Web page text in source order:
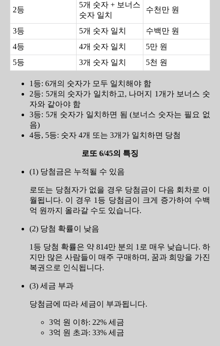
2등
5개 숫자 + 보너스
숫자 일치
수천만 원
3등 5개 숫자 일치
수백만 원
4등
4개 숫자 일치
5만 원
5등
3개 숫자 일치 5천 원
1등: 6개의 숫자가 모두 일치해야 함
2등: 5개의 숫자가 일치하고, 나머지 1개가 보너스 숫
자와 같아야 함
3등: 5개 숫자가 일치하면 됨 (보너스 숫자는 필요 없
음)
4등, 5등: 숫자 4개 또는 3개가 일치하면 당첨
로또 6/45의 특징
(1) 당첨금은 누적될 수 있음
로또는 당첨자가 없을 경우 당첨금이 다음 회차로 이
월됩니다. 이 경우 1등 당첨금이 크게 증가하여 수백
억 원까지 올라갈 수도 있습니다.
(2) 당첨 확률이 낮음
1등 당첨 확률은 약 814만 분의 1로 매우 낮습니다. 하
지만 많은 사람들이 매주 구매하며, 꿈과 희망을 가진
복권으로 인식됩니다.
(3) 세금 부과
당첨금에 따라 세금이 부과됩니다.
3억 원 이하: 22% 세금
3억 원 초과: 33% 세금